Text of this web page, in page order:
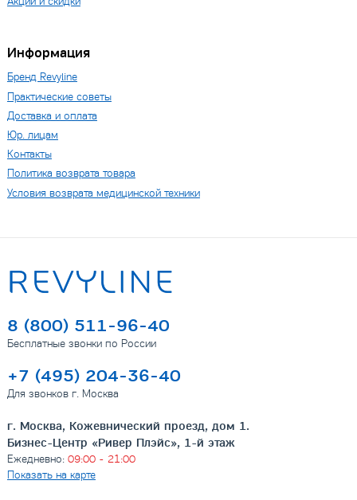
Информация
Бренд Revyline
Практические советы
Доставка и оплата
Юр. лицам
Контакты
Политика возврата товара
Условия возврата медицинской техники
8 (800) 511-96-40
Бесплатные звонки по России
+7 (495) 204-36-40
Для звонков г. Москва
г. Москва, Кожевнический проезд, дом 1.
Бизнес-Центр «Ривер Плэйс», 1-й этаж
Ежедневно: 09:00 - 21:00
Показать на карте